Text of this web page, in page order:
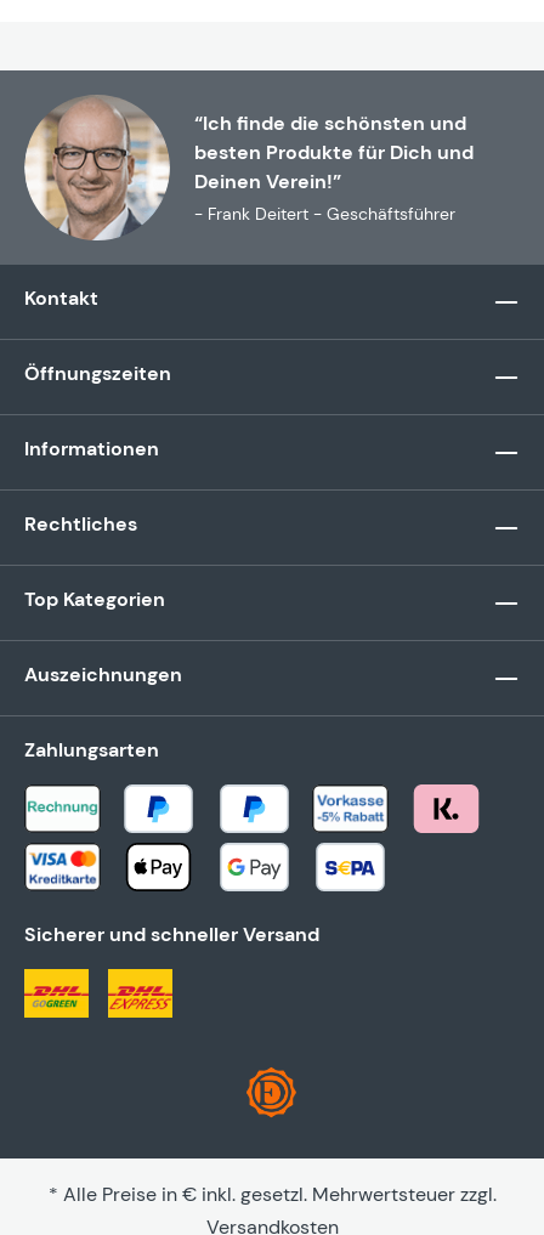
“Ich finde die schönsten und
besten Produkte für Dich und
Deinen Verein!”
- Frank Deitert - Geschäftsführer
Kontakt
Öffnungszeiten
Informationen
Rechtliches
Top Kategorien
Auszeichnungen
Zahlungsarten
Sicherer und schneller Versand
* Alle Preise in € inkl. gesetzl. Mehrwertsteuer zzgl.
Versandkosten